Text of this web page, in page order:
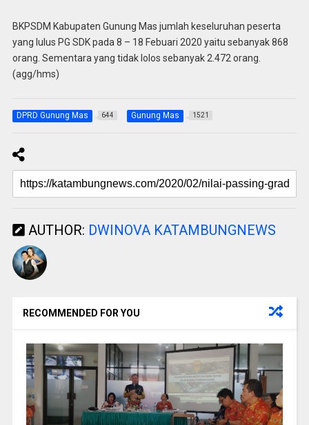
BKPSDM Kabupaten Gunung Mas jumlah keseluruhan peserta
yang lulus PG SDK pada 8 – 18 Febuari 2020 yaitu sebanyak 868
orang. Sementara yang tidak lolos sebanyak 2.472 orang.
(agg/hms)
DPRD Gunung Mas 644 Gunung Mas 1521
AUTHOR: DWINOVA KATAMBUNGNEWS
RECOMMENDED FOR YOU